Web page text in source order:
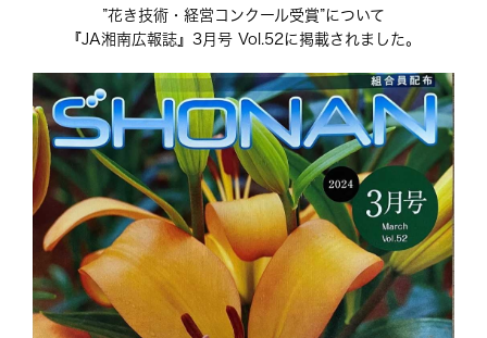
”花き技術・経営コンクール受賞”について
『JA湘南広報誌』3月号 Vol.52に掲載されました。